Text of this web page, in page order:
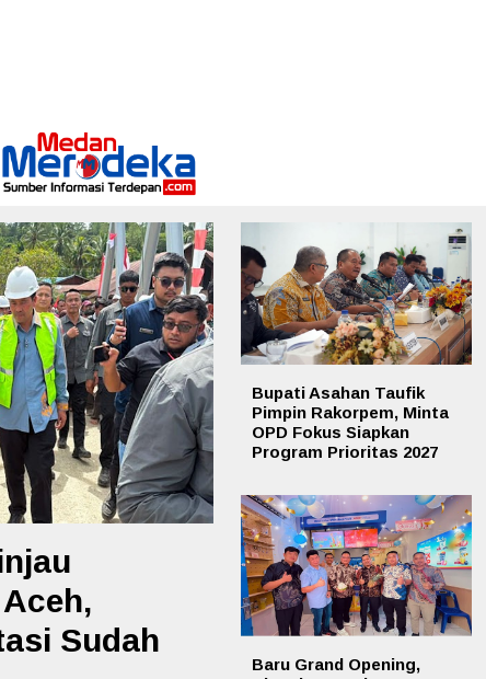
Sudah
Bupati Asahan Taufik
Pimpin Rakorpem, Minta
OPD Fokus Siapkan
Program Prioritas 2027
Baru Grand Opening,